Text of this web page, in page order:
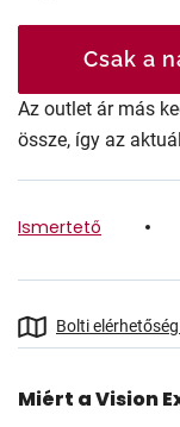
Csak a
Az outlet ár más
össze, így az
Ismertető
Bolti
Miért a Vision